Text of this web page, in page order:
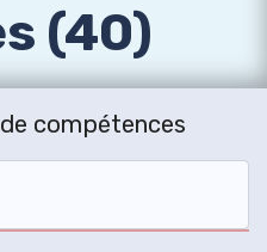
(40)
compétences